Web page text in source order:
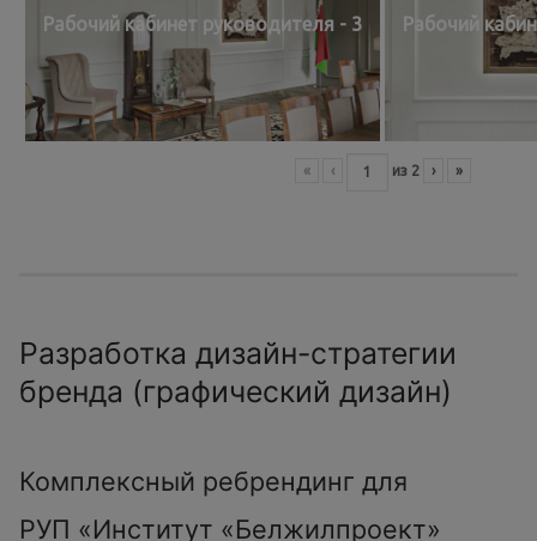
Рабочий кабинет руководителя - 3 Рабочий
« ‹ из 2 › »
Разработка дизайн-стратегии
бренда (графический дизайн)
Комплексный ребрендинг для
РУП «Институт «Белжилпроект»